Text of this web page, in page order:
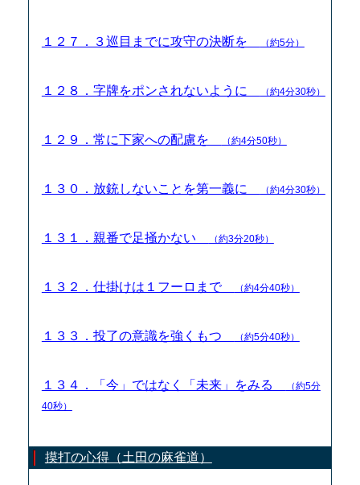
１２７．３巡目までに攻守の決断を （約5分）
１２８．字牌をポンされないように （約4分30秒）
１２９．常に下家への配慮を （約4分50秒）
１３０．放銃しないことを第一義に （約4分30秒）
１３１．親番で足掻かない （約3分20秒）
１３２．仕掛けは１フーロまで （約4分40秒）
１３３．投了の意識を強くもつ （約5分40秒）
１３４．「今」ではなく「未来」をみる
（約5分
40秒）
摸打の心得（土田の麻雀道）